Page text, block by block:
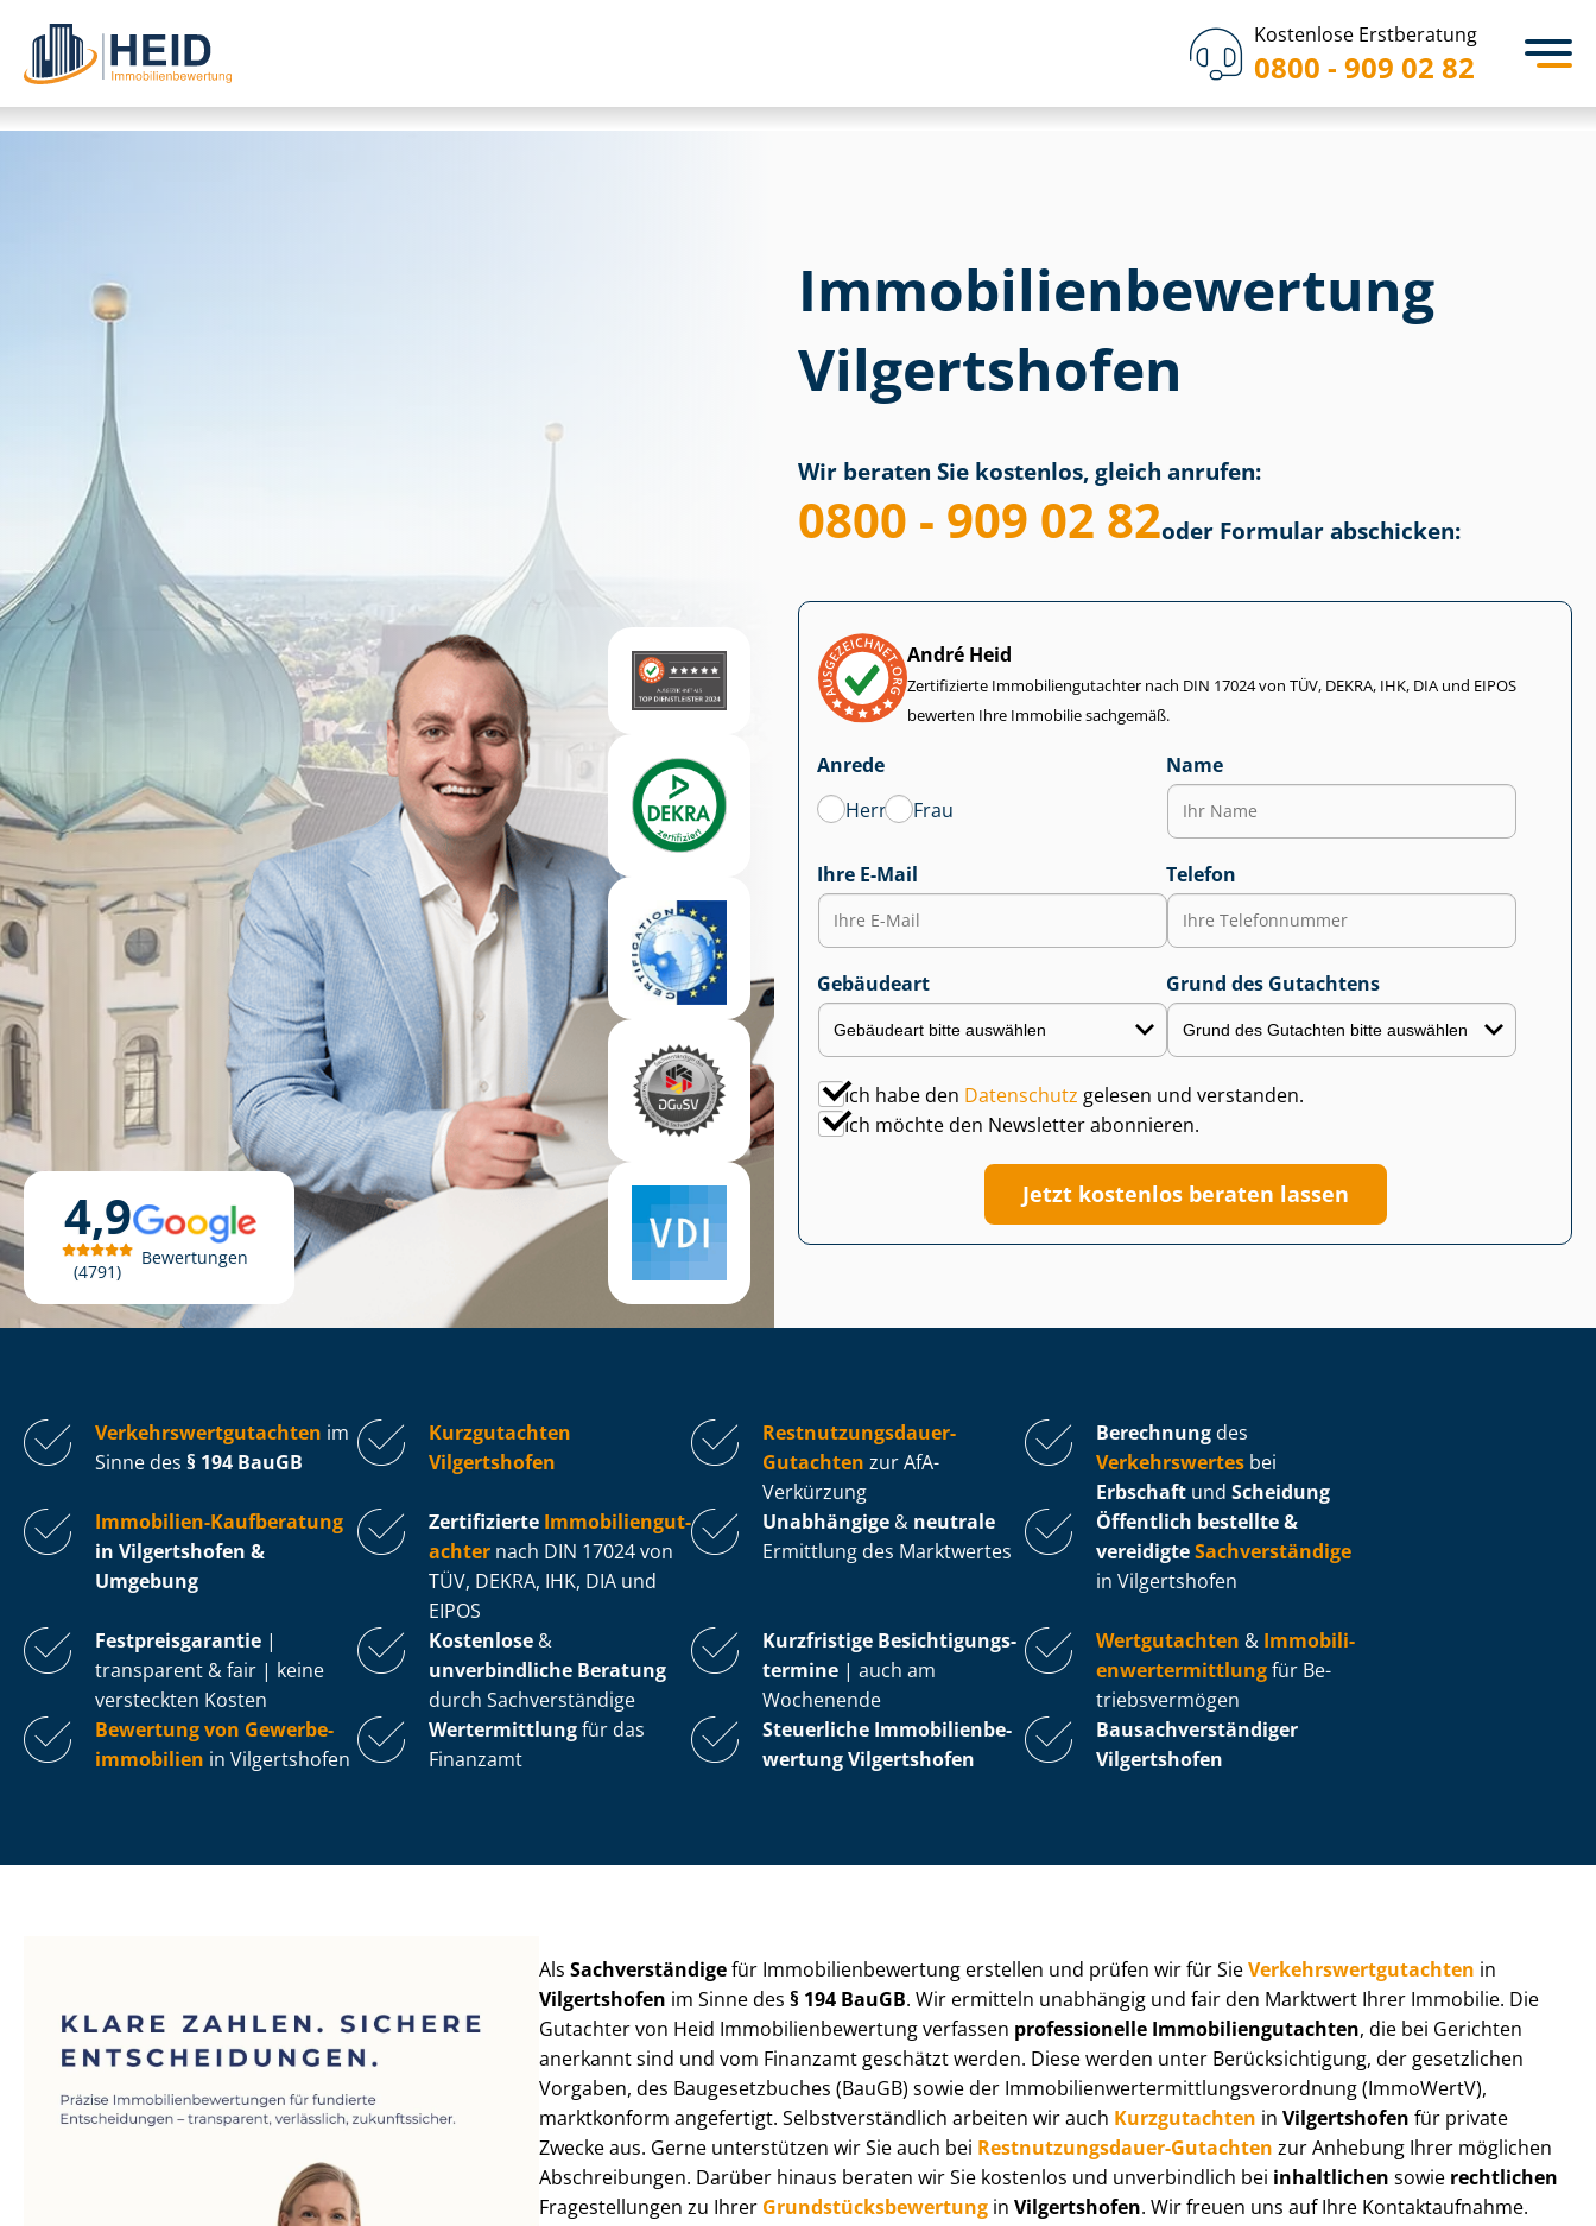
Kostenlose Erstberatung
0800 - 909 02 82
4,9
4791
Bewertungen
Immobilien­bewertung
Vilgertshofen
Wir beraten Sie kostenlos, gleich anrufen:
0800 - 909 02 82oder Formular abschicken:
André Heid
Zertifizierte Im­mo­bi­li­en­gut­ach­ter nach DIN 17024 von TÜV, DEKRA, IHK, DIA und EIPOS
bewerten Ihre Immobilie sachgemäß.
Anrede
Herr
Frau
Name
Ihre E-Mail Telefon
Gebäudeart Grund des Gutachtens
Ich habe den Datenschutz gelesen und verstanden.
Ich möchte den Newsletter abonnieren.
Jetzt kostenlos beraten lassen
Ver­kehrs­wert­gut­ach­ten im
Sinne des § 194 BauGB
Kurzgutachten
Vilgertshofen
Rest­nut­zungs­dau­er-
Gutachten zur AfA-
Verkürzung
Berechnung des
Verkehrswertes bei
Erbschaft und Scheidung
Immobilien-Kaufberatung
in Vilgertshofen &
Umgebung
Zertifizierte Im­mo­bi­li­en­gut­
ach­ter nach DIN 17024 von
TÜV, DEKRA, IHK, DIA und
EIPOS
Unabhängige & neutrale
Ermittlung des Marktwertes
Öffentlich bestellte &
vereidigteSachverständige
in Vilgertshofen
Fest­preis­ga­ran­tie |
transparent & fair | keine
versteckten Kosten
Kostenlose &
unverbindliche Beratung
durch Sachverständige
Kurzfristige Be­sich­ti­gungs­
ter­mi­ne | auch am
Wochenende
Wertgutachten & Im­mo­bi­li­
en­wert­ermitt­lungfür Be­
triebs­ver­mö­gen
Bewertung von Ge­wer­be­
im­mo­bi­li­en in Vilgertshofen
Wertermittlungfür das
Finanzamt
Steuerliche Im­mo­bi­li­en­be­
wer­tungVilgertshofen
Bau­sach­ver­stän­di­ger
Vilgertshofen
AlsSachverständigefür Im­mo­bi­li­en­be­wer­tung erstellen und prüfen wir für SieVer­kehrs­wert­gut­ach­ten in
Vilgertshofen im Sinne des§ 194 BauGB. Wir ermitteln unabhängig und fair den Marktwert Ihrer Immobilie. Die
Gutachter von Heid Im­mo­bi­li­en­be­wer­tung verfassen professionelle Im­mo­bi­li­en­gut­ach­ten, die bei Gerichten
anerkannt sind und vom Finanzamt geschätzt werden. Diese werden unter Be­rück­sich­ti­gung, der gesetzlichen
Vorgaben, des Baugesetzbuches (BauGB) sowie der Im­mo­bi­li­en­wert­ermitt­lungs­ver­ord­nung (ImmoWertV),
marktkonform angefertigt. Selbst­ver­ständ­lich arbeiten wir auch Kurzgutachten in Vilgertshofen für private
Zwecke aus. Gerne unterstützen wir Sie auch bei Rest­nut­zungs­dau­er-Gutachten zur Anhebung Ihrer möglichen
Abschreibungen. Darüber hinaus beraten wir Sie kostenlos und unverbindlich bei inhaltlichen sowie rechtlichen
Fragestellungen zu Ihrer Grund­stücks­be­wer­tung inVilgertshofen. Wir freuen uns auf Ihre Kontaktaufnahme.